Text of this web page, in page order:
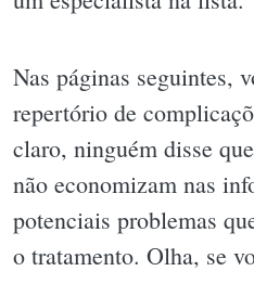
Nas páginas seguintes,
repertório de
claro, ninguém disse
não economizam nas
potenciais problemas
o tratamento. Olha, se